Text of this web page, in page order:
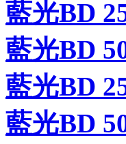
藍光BD
藍光BD
藍光BD
藍光BD